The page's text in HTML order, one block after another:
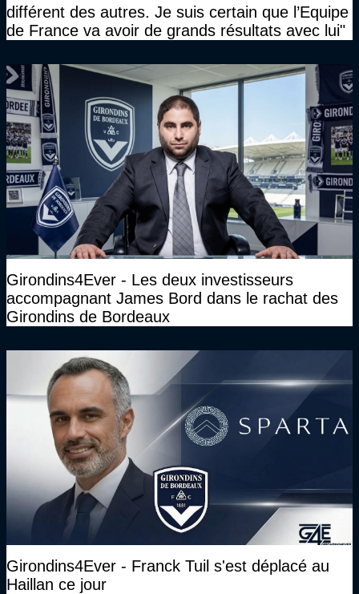
différent des autres. Je suis certain que l’Equipe
de France va avoir de grands résultats avec lui"
Girondins4Ever - Les deux investisseurs
accompagnant James Bord dans le rachat des
Girondins de Bordeaux
Girondins4Ever - Franck Tuil s'est déplacé au
Haillan ce jour